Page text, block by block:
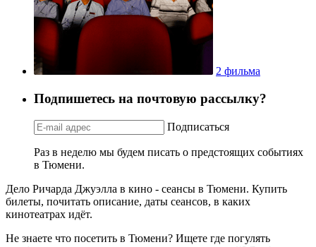
2 фильма
Подпишетесь на почтовую рассылку?
Подписаться
Раз в неделю мы будем писать о предстоящих событиях
в Тюмени.
Дело Ричарда Джуэлла в кино - сеансы в Тюмени. Купить
билеты, почитать описание, даты сеансов, в каких
кинотеатрах идёт.
Не знаете что посетить в Тюмени? Ищете где погулять